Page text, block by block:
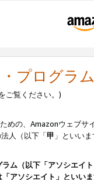
プログラ
ご覧ください。)
めの、Amazonウェブサ
人（以下「甲 」といい
ム（以下「アソシエイ
「アソシエイト」とい